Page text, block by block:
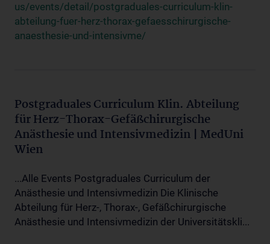
us/events/detail/postgraduales-curriculum-klin-
abteilung-fuer-herz-thorax-gefaesschirurgische-
anaesthesie-und-intensivme/
Postgraduales Curriculum Klin. Abteilung
für Herz-Thorax-Gefäßchirurgische
Anästhesie und Intensivmedizin | MedUni
Wien
...Alle Events Postgraduales Curriculum der
Anästhesie und Intensivmedizin Die Klinische
Abteilung für Herz-, Thorax-, Gefäßchirurgische
Anästhesie und Intensivmedizin der Universitätskli...